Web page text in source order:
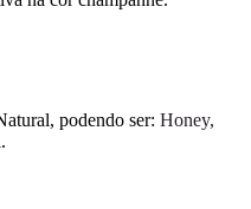
podendo ser: Honey,